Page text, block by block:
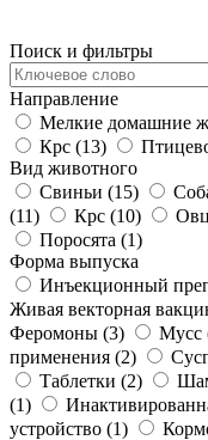
Поиск и фильтры
Направление
Мелкие домашние
Крс (13)
Вид животного
Свиньи (15)
(11)
Крс (10)
Поросята (1)
Форма выпуска
Инъекционный
Живая векторная
Феромоны (3)
Мусс
применения (2)
Таблетки (2)
(1)
устройство (1)